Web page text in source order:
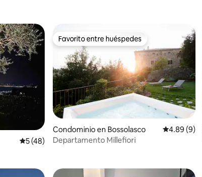
Calificación promedio: 5 de 5; 48 evaluaciones
5 (48)
Favorito entre huéspedes
Favorito entre huéspedes
Condominio en Bossolasco
4.89 (9)
Departamento Millefiori